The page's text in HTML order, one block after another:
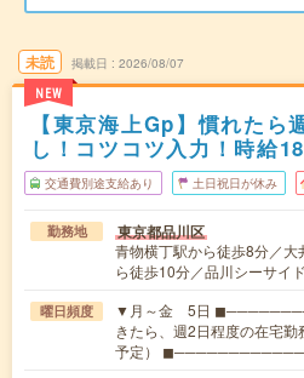
未読
NEW
掲載日 2026/08/07
【東京海上Gp】慣れたら
し！コツコツ入力！時給
交通費別途支給あり 土日祝日が休み
勤務地 東京都品川区
青物横丁駅から徒歩8分／
ら徒歩10分／品川シーサイ
曜日頻度
▼月～金 5日
きたら、週2日程度の在宅
予定）